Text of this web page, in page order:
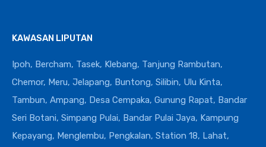
KAWASAN LIPUTAN
Ipoh, Bercham, Tasek, Klebang, Tanjung Rambutan,
Chemor, Meru, Jelapang, Buntong, Silibin, Ulu Kinta,
Tambun, Ampang, Desa Cempaka, Gunung Rapat, Bandar
Seri Botani, Simpang Pulai, Bandar Pulai Jaya, Kampung
Kepayang, Menglembu, Pengkalan, Station 18, Lahat,